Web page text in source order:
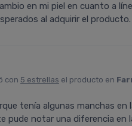
en mi piel en cuanto a
al adquirir el producto.
con 5 estrellas el producto en
tenía algunas manchas
pude notar una diferencia en